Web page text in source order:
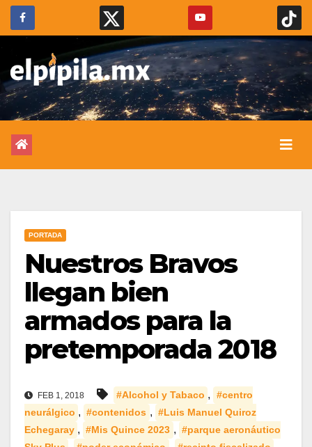
PORTADA
Nuestros Bravos
llegan bien
armados para la
pretemporada 2018
FEB 1, 2018 #Alcohol y Tabaco ,
#centro
neurálgico , #contenidos , #Luis Manuel Quiroz
Echegaray , #Mis Quince 2023 , #parque aeronáutico